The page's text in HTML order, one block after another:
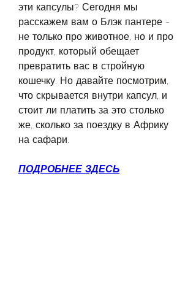
эти капсулы? Сегодня мы
расскажем вам о Блэк пантере -
не только про животное, но и про
продукт, который обещает
превратить вас в стройную
кошечку. Но давайте посмотрим,
что скрывается внутри капсул, и
стоит ли платить за это столько
же, сколько за поездку в Африку
на сафари.
ПОДРОБНЕЕ ЗДЕСЬ